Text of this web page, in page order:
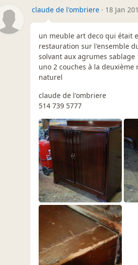
claude de l'ombriere · 18 Jan
un meuble art deco qui était
restauration sur l'ensemble
solvant aux agrumes
uno 2 couches à la
naturel
claude de l'ombriere
514 739 5777